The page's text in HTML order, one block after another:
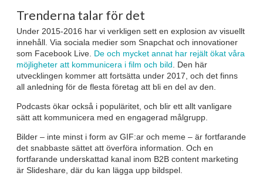
Trenderna talar för det
Under 2015-2016 har vi verkligen sett en explosion av visuellt
innehåll. Via sociala medier som Snapchat och innovationer
som Facebook Live. De och mycket annat har rejält ökat våra
möjligheter att kommunicera i film och bild . Den här
utvecklingen kommer att fortsätta under 2017, och det finns
all anledning för de flesta företag att bli en del av den.
Podcasts ökar också i populäritet, och blir ett allt vanligare
sätt att kommunicera med en engagerad målgrupp.
Bilder – inte minst i form av GIF:ar och meme – är fortfarande
det snabbaste sättet att överföra information. Och en
fortfarande underskattad kanal inom B2B content marketing
är Slideshare, där du kan lägga upp bildspel.